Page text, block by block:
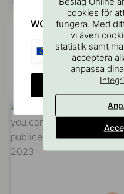
Tagga dina
cookies för
fungera. Med
vi även
statistik samt
acceptera
anpassa
WOULD YOU
EU